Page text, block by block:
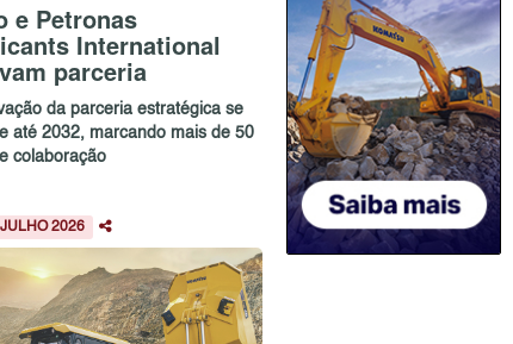
e Petronas
International
parceria
da parceria estratégica se
até 2032, marcando mais de 50
colaboração
2026